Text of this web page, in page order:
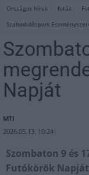
Országos hírek futás
Szabadidősport
Napját
MTI
2026.05.13. 10:24
Szombaton 9 és
Futókörök